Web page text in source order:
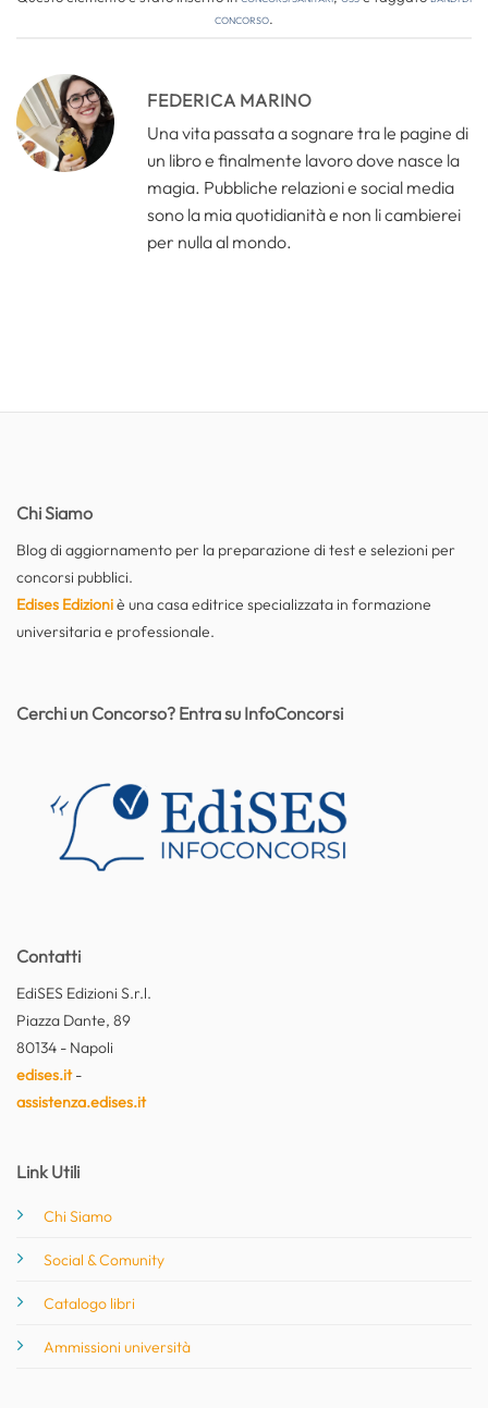
concorso.
FEDERICA MARINO
Una vita passata a sognare tra le pagine di
un libro e finalmente lavoro dove nasce la
magia. Pubbliche relazioni e social media
sono la mia quotidianità e non li cambierei
per nulla al mondo.
Chi Siamo
Blog di aggiornamento per la preparazione di test e selezioni per
concorsi pubblici.
Edises Edizioniè una casa editrice specializzata in formazione
universitaria e professionale.
Contatti
EdiSES Edizioni S.r.l.
Piazza Dante, 89
80134 - Napoli
edises.it-
assistenza.edises.it
Link Utili
Chi Siamo
Social & Comunity
Catalogo libri
Ammissioni università
Cerchi un Concorso? Entra su InfoConcorsi